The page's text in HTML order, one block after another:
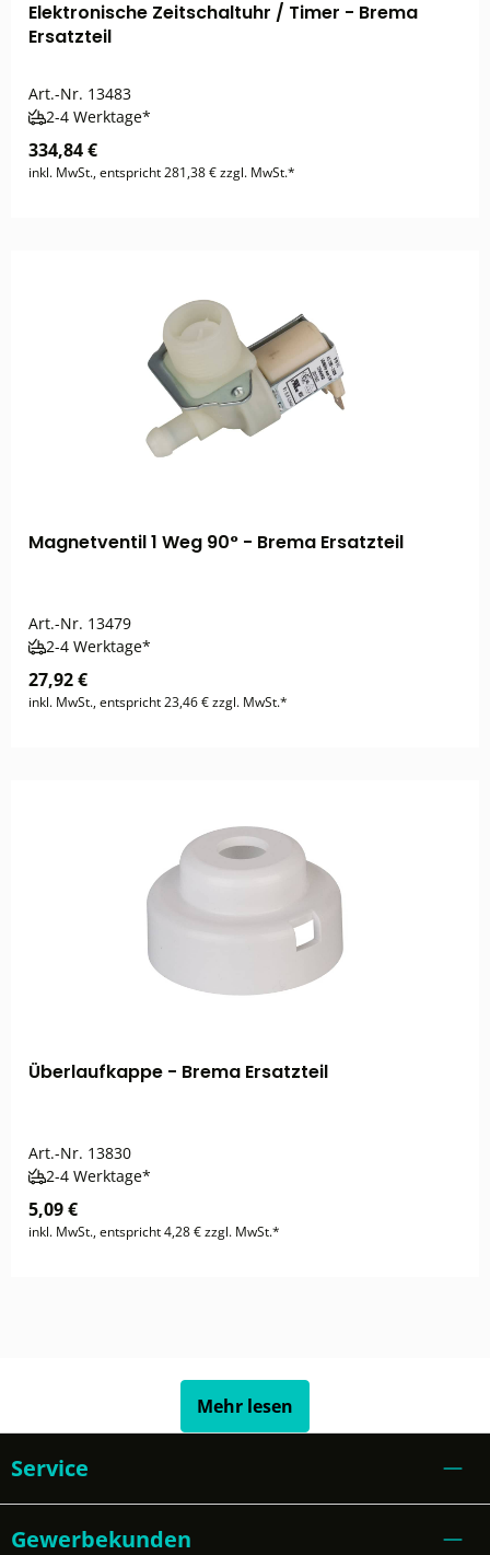
Elektronische Zeitschaltuhr / Timer - Brema
Ersatzteil
Art.-Nr. 13483
2-4 Werktage*
334,84 €
inkl. MwSt., entspricht 281,38 € zzgl. MwSt.*
Magnetventil 1 Weg 90° - Brema Ersatzteil
Art.-Nr. 13479
2-4 Werktage*
27,92 €
inkl. MwSt., entspricht 23,46 € zzgl. MwSt.*
Überlaufkappe - Brema Ersatzteil
Art.-Nr. 13830
2-4 Werktage*
5,09 €
inkl. MwSt., entspricht 4,28 € zzgl. MwSt.*
Mehr lesen
Service
Gewerbekunden